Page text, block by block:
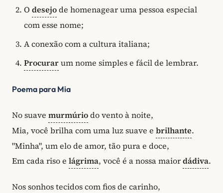
O desejode homenagear uma pessoa especial
com esse nome;
A conexão com a cultura italiana;
Procurarum nome simples e fácil de lembrar.
Poema para Mia
No suave murmúriodo vento à noite,
Mia, você brilha com uma luz suave e brilhante.
"Minha", um elo de amor, tão pura e doce,
Em cada riso e lágrima, você é a nossa maiordádiva.
Nos sonhos tecidos com fios de carinho,